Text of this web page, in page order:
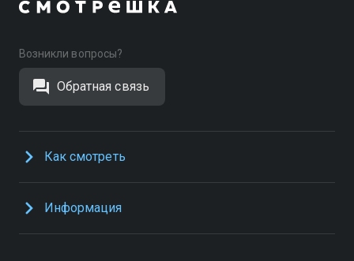
Возникли вопросы?
Обратная связь
Как смотреть
Информация